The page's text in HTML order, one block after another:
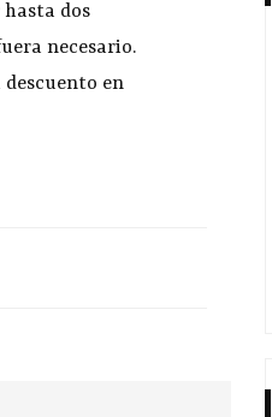
hasta dos
necesario.
en